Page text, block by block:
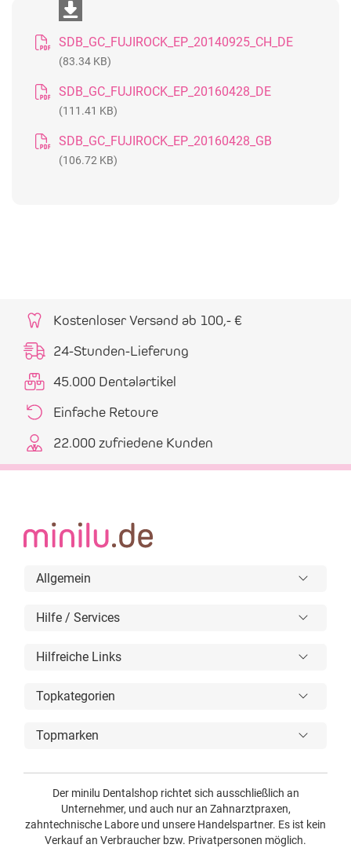
SDB_GC_FUJIROCK_EP_20140925_CH_DE
(83.34 KB)
SDB_GC_FUJIROCK_EP_20160428_DE
(111.41 KB)
SDB_GC_FUJIROCK_EP_20160428_GB
(106.72 KB)
Kostenloser Versand ab 100,- €
24-Stunden-Lieferung
45.000 Dentalartikel
Einfache Retoure
22.000 zufriedene Kunden
Allgemein
Hilfe / Services
Hilfreiche Links
Topkategorien
Topmarken
Der minilu Dentalshop richtet sich ausschließlich an
Unternehmer, und auch nur an Zahnarztpraxen,
zahntechnische Labore und unsere Handelspartner. Es ist kein
Verkauf an Verbraucher bzw. Privatpersonen möglich.